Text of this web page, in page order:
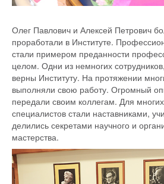
Олег Павлович и Алексей Петрович
проработали в Институте.
стали примером преданности
целом. Одни из немногих
верны Институту. На протяжении
выполняли свою работу. Огромный
передали своим коллегам. Для
специалистов стали наставниками,
делились секретами научного и
мастерства.